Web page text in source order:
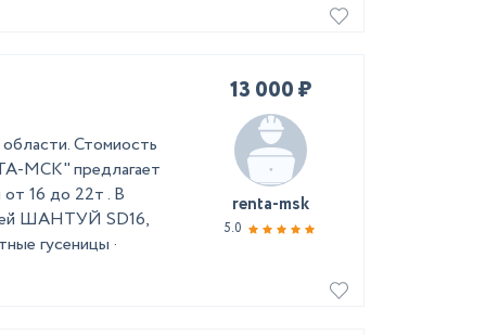
Стомиость
МСК" предлагает
от 16 до 22т . В
ШАНТУЙ SD16,
гусеницы ·
13 000 ₽
renta-msk
5.0